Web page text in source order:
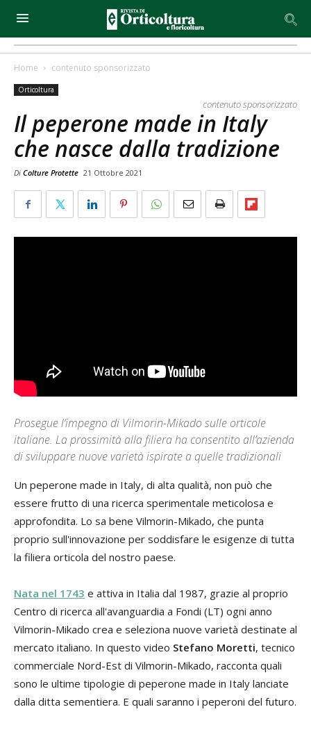
Home contenuto sponsorizzato
Orticoltura
contenuto sponsorizzato
Il peperone made in Italy
che nasce dalla tradizione
Di Colture Protette 21 Ottobre 2021
Prosegue l’impegno di Vilmorin-Mikado sulle orticole
italiane. La prossimità alla filiera ha consentito all’azienda
di sviluppare nuove varietà ispirate a quelle tradizionali
Un peperone made in Italy, di alta qualità, non può che
essere frutto di una ricerca sperimentale meticolosa e
approfondita. Lo sa bene Vilmorin-Mikado, che punta
proprio sull'innovazione per soddisfare le esigenze di tutta
la filiera orticola del nostro paese.
Nata nel 1743 e attiva in Italia dal 1987, grazie al proprio
Centro di ricerca all'avanguardia a Fondi (LT) ogni anno
Vilmorin-Mikado crea e seleziona nuove varietà destinate al
mercato italiano. In questo video Stefano Moretti, tecnico
commerciale Nord-Est di Vilmorin-Mikado, racconta quali
sono le ultime tipologie di peperone made in Italy lanciate
dalla ditta sementiera. E quali saranno i peperoni del futuro.